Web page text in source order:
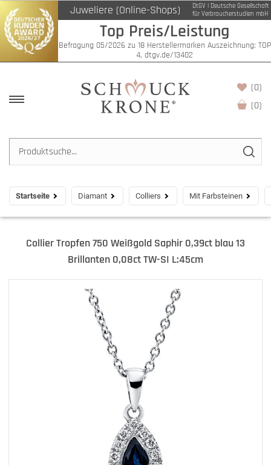
Juweliere (Online-Shops)
DtGV | Deutsche Gesellschaft
für Verbraucherstudien mbH
Top Preis/Leistung
Befragung 05/2026 zu 18 Herstellermarken Auszeichnung: TOP
4, dtgv.de/13402
(0)
(0)
Startseite Diamant Colliers Mit Farbsteinen
Collier Tropfen 750 Weißgold Saphir 0,39ct blau 13
Brillanten 0,08ct TW-SI L:45cm